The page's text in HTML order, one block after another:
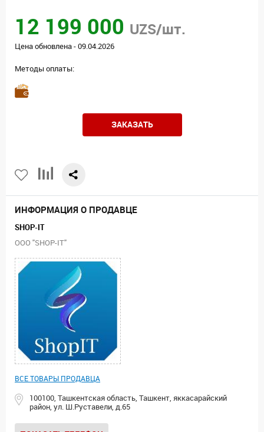
12 199 000 UZS/шт.
Цена обновлена - 09.04.2026
Методы оплаты:
ЗАКАЗАТЬ
ИНФОРМАЦИЯ О ПРОДАВЦЕ
SHOP-IT
ООО "SHOP-IT"
ВСЕ ТОВАРЫ ПРОДАВЦА
100100, Ташкентская область, Ташкент, яккасарайский
район, ул. Ш.Руставели, д.65